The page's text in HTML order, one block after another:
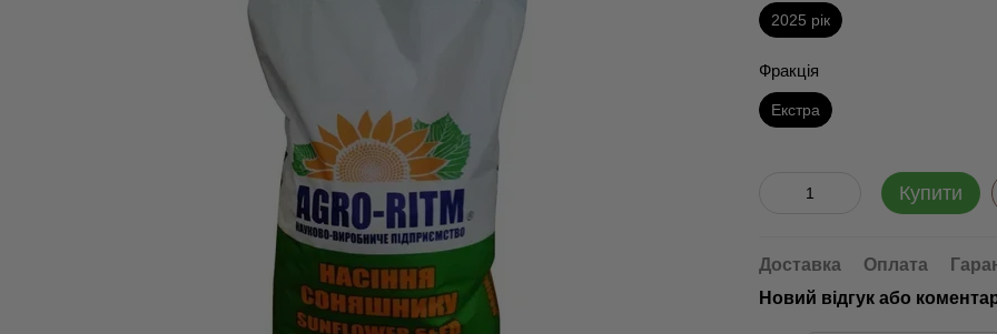
2025 рік
Фракція
Екстра
Купити
Доставка Оплата
Новий відгук або